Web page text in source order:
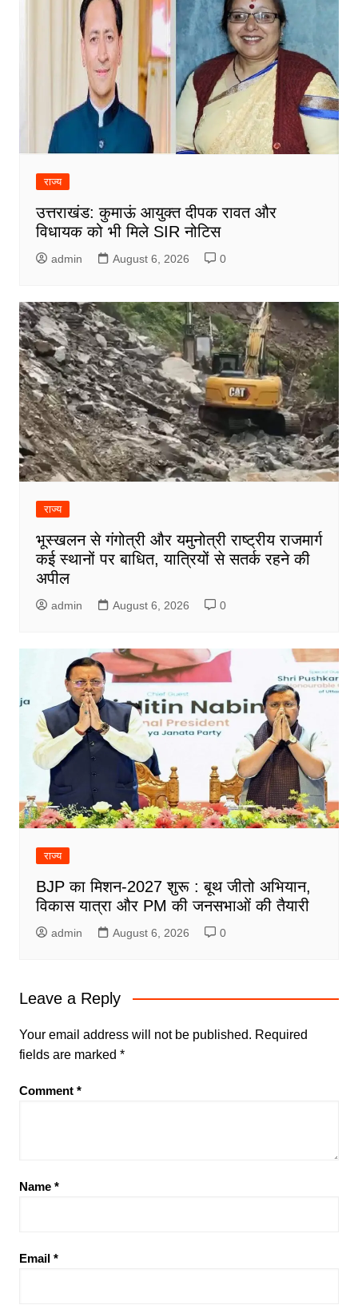
राज्य
उत्तराखंड: कुमाऊं आयुक्त दीपक रावत और
विधायक को भी मिले SIR नोटिस
admin August 6, 2026 0
राज्य
भूस्खलन से गंगोत्री और यमुनोत्री राष्ट्रीय राजमार्ग
कई स्थानों पर बाधित, यात्रियों से सतर्क रहने की
अपील
admin August 6, 2026 0
राज्य
BJP का मिशन-2027 शुरू : बूथ जीतो अभियान,
विकास यात्रा और PM की जनसभाओं की तैयारी
admin August 6, 2026 0
Leave a Reply
Your email address will not be published. Required
fields are marked *
Comment *
Name *
Email *